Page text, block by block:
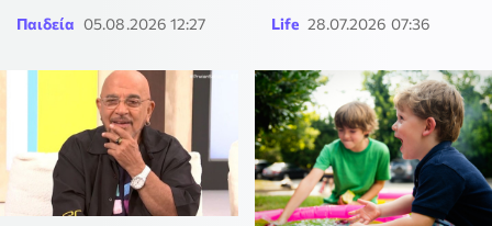
Παιδεία 05.08.2026 12:27 Life 28.07.2026 07:36